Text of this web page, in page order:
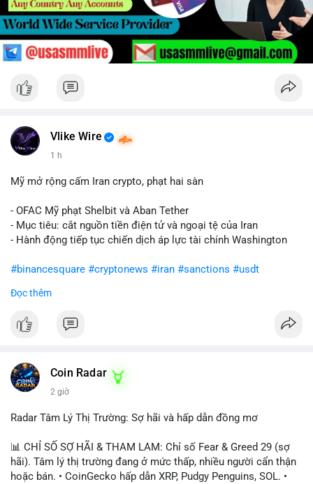
Vlike Wire
1 h
Mỹ mở rộng cấm Iran crypto, phạt hai sàn
- OFAC Mỹ phạt Shelbit và Aban Tether
- Mục tiêu: cắt nguồn tiền điện tử và ngoại tệ của Iran
- Hành động tiếp tục chiến dịch áp lực tài chính Washington
#binancesquare #cryptonews #iran #sanctions #usdt
$usdt
#vlikevn #titanbot
Đọc thêm
Coin Radar
2 giờ
Radar Tâm Lý Thị Trường: Sợ hãi và hấp dẫn đồng mơ
📊 CHỈ SỐ SỢ HÃI & THAM LAM: Chỉ số Fear & Greed 29 (sợ
hãi). Tâm lý thị trường đang ở mức thấp, nhiều người cẩn thận
hoặc bán. • CoinGecko hấp dẫn XRP, Pudgy Penguins, SOL. •